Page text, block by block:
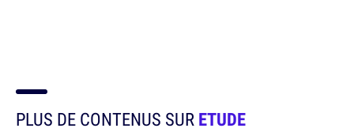
PLUS DE CONTENUS SURETUDE